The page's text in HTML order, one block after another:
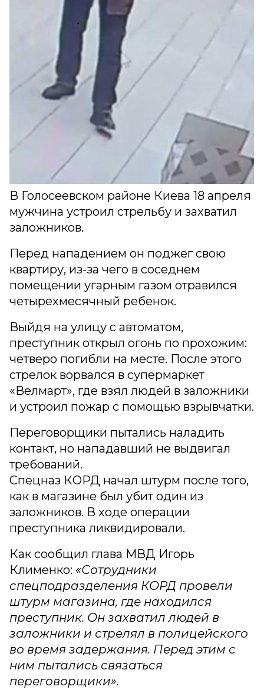
В Голосеевском районе Киева 18 апреля
мужчина устроил стрельбу и захватил
заложников.
Перед нападением он поджег свою
квартиру, из-за чего в соседнем
помещении угарным газом отравился
четырехмесячный ребенок.
Выйдя на улицу с автоматом,
преступник открыл огонь по прохожим:
четверо погибли на месте. После этого
стрелок ворвался в супермаркет
«Велмарт», где взял людей в заложники
и устроил пожар с помощью взрывчатки.
Переговорщики пытались наладить
контакт, но нападавший не выдвигал
требований.
Спецназ КОРД начал штурм после того,
как в магазине был убит один из
заложников. В ходе операции
преступника ликвидировали.
Как сообщил глава МВД Игорь
Клименко: «Сотрудники
спецподразделения КОРД провели
штурм магазина, где находился
преступник. Он захватил людей в
заложники и стрелял в полицейского
во время задержания. Перед этим с
ним пытались связаться
переговорщики».